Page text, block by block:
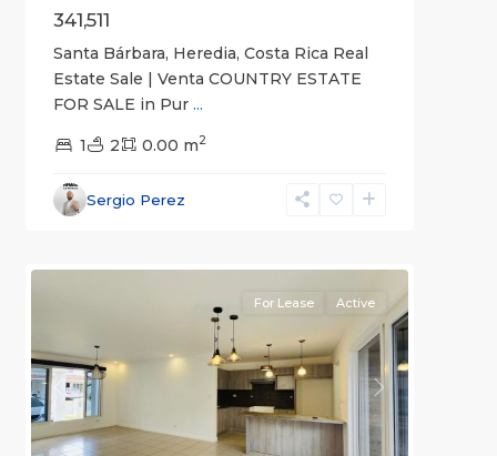
341,511
Santa Bárbara, Heredia, Costa Rica Real
Estate Sale | Venta COUNTRY ESTATE
FOR SALE in Pur ...
1 2 0.00 m2
Sergio Perez
San
José
Previous Next
For Lease Active